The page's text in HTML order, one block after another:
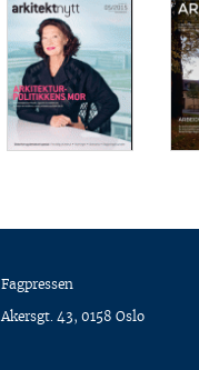
Fagpressen
Akersgt. 43, 0158 Oslo